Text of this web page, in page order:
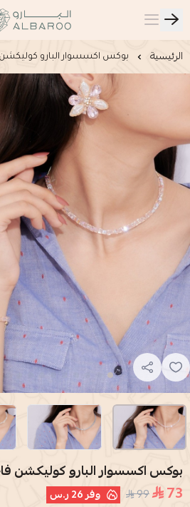
البارو | Albaroo
الرئيسية بوكس اكسسوار البارو كوليكشن
بوكس اكسسوار البارو كوليكشن
73
99 وفر26 ر.س